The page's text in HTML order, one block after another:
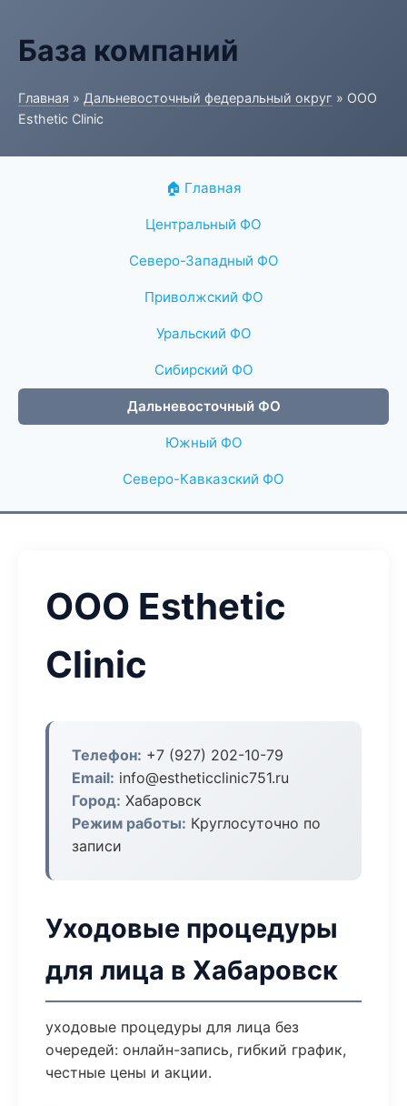
База компаний
Главная » Дальневосточный федеральный округ » ООО
Esthetic Clinic
🏠 Главная
Центральный ФО
Северо-Западный ФО
Приволжский ФО
Уральский ФО
Сибирский ФО
Дальневосточный ФО
Южный ФО
Северо-Кавказский ФО
ООО Esthetic
Clinic
Телефон: +7 (927) 202-10-79
Email: info@estheticclinic751.ru
Город: Хабаровск
Режим работы: Круглосуточно по
записи
Уходовые процедуры
для лица в Хабаровск
уходовые процедуры для лица без
очередей: онлайн-запись, гибкий график,
честные цены и акции.